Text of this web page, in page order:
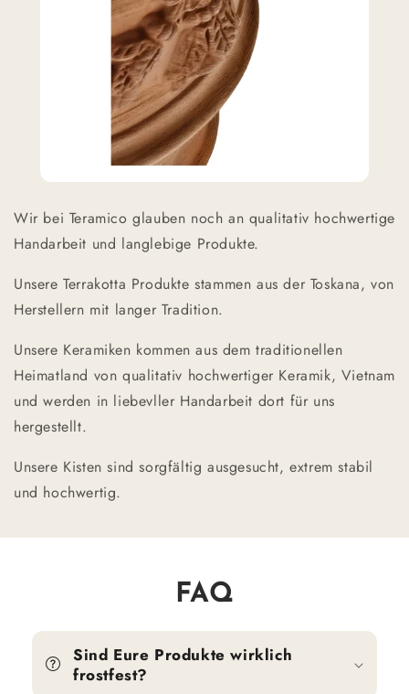
Wir bei Teramico glauben noch an qualitativ hochwertige
Handarbeit und langlebige Produkte.
Unsere Terrakotta Produkte stammen aus der Toskana, von
Herstellern mit langer Tradition.
Unsere Keramiken kommen aus dem traditionellen
Heimatland von qualitativ hochwertiger Keramik, Vietnam
und werden in liebevller Handarbeit dort für uns
hergestellt.
Unsere Kisten sind sorgfältig ausgesucht, extrem stabil
und hochwertig.
FAQ
Sind Eure Produkte wirklich
frostfest?